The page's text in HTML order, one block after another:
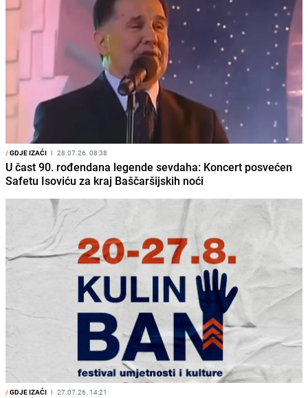
/GDJE IZAĆI I 28.07.26. 08:38
U čast 90. rođendana legende sevdaha: Koncert posvećen
Safetu Isoviću za kraj Baščaršijskih noći
/GDJE IZAĆI I 27.07.26. 14:21